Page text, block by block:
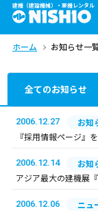
建機（建設機械）・重機レンタル
商品一覧
問合せ依頼リ
ホーム お知らせ一
全てのお知らせ
2006.12.27
お知
『採用情報ページ』
2006.12.14
お知
アジア最大の建機展
2006.12.06
ニュ